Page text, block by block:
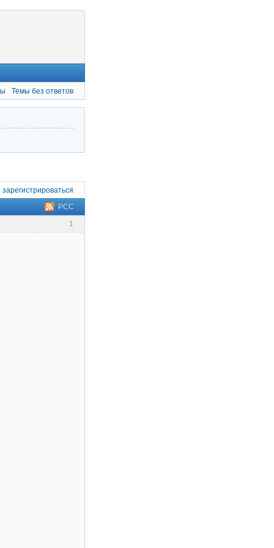
Темы без ответов
зарегистрироваться
РСС
1